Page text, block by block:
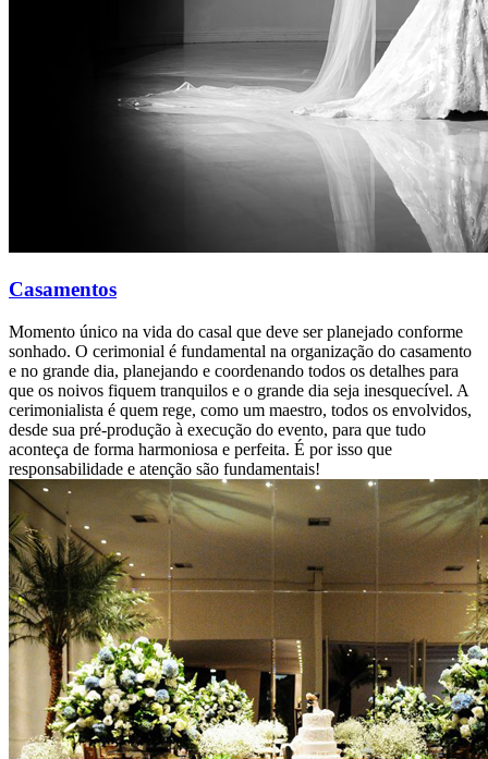
Casamentos
Momento único na vida do casal que deve ser planejado conforme
sonhado. O cerimonial é fundamental na organização do casamento
e no grande dia, planejando e coordenando todos os detalhes para
que os noivos fiquem tranquilos e o grande dia seja inesquecível. A
cerimonialista é quem rege, como um maestro, todos os envolvidos,
desde sua pré-produção à execução do evento, para que tudo
aconteça de forma harmoniosa e perfeita. É por isso que
responsabilidade e atenção são fundamentais!